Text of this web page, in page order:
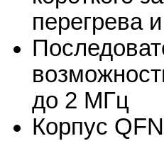
перегрева
до 2 МГц
Корпус